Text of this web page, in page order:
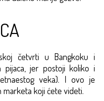
četvrti u Bangkoku i
pijaca, jer postoji koliko i
veka). I ovo je
koji ćete videti.